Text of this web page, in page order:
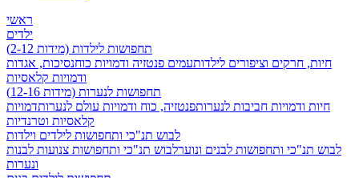
ראשי
ילדים
תחפושות לילדות (מידות 2-12)
חיות, חרקים וציפורים לילדותעמים פנטזיה ודמויות כוחנסיכות, אגדות
ודמויות קלאסיות
תחפושות לנערות (מידות 12-16)
חיות ודמויות חביבות לנערותפנטזיה, כוח ודמויות עולם לנערותדמויות
קלאסיות וטרנדיות
לבוש תנ"כי ותחפושות לילדים וילדות
לבוש תנ"כי ותחפושות לבנים ונוערלבוש תנ"כי ותחפושות צנועות לבנות
ונערות